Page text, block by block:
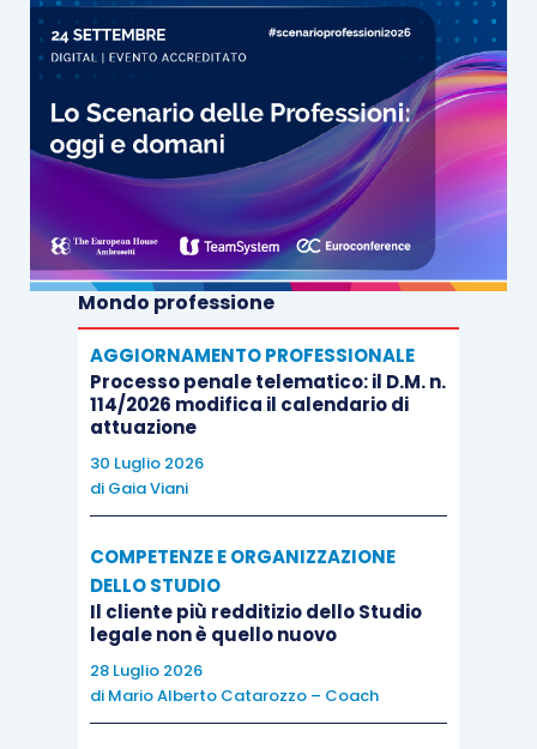
Mondo professione
AGGIORNAMENTO PROFESSIONALE
Processo penale telematico: il D.M. n.
114/2026 modifica il calendario di
attuazione
30 Luglio 2026
di Gaia Viani
COMPETENZE E ORGANIZZAZIONE
DELLO STUDIO
Il cliente più redditizio dello Studio
legale non è quello nuovo
28 Luglio 2026
di Mario Alberto Catarozzo – Coach